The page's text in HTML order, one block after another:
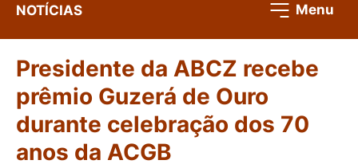
NOTÍCIAS Menu
Presidente da ABCZ recebe
prêmio Guzerá de Ouro
durante celebração dos 70
anos da ACGB